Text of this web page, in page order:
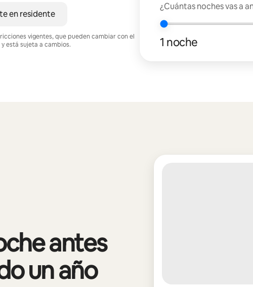
en residente
vigentes, que pueden cambiar con el
está sujeta a cambios.
¿Cuántas noches vas a
1 noche
antes
un año